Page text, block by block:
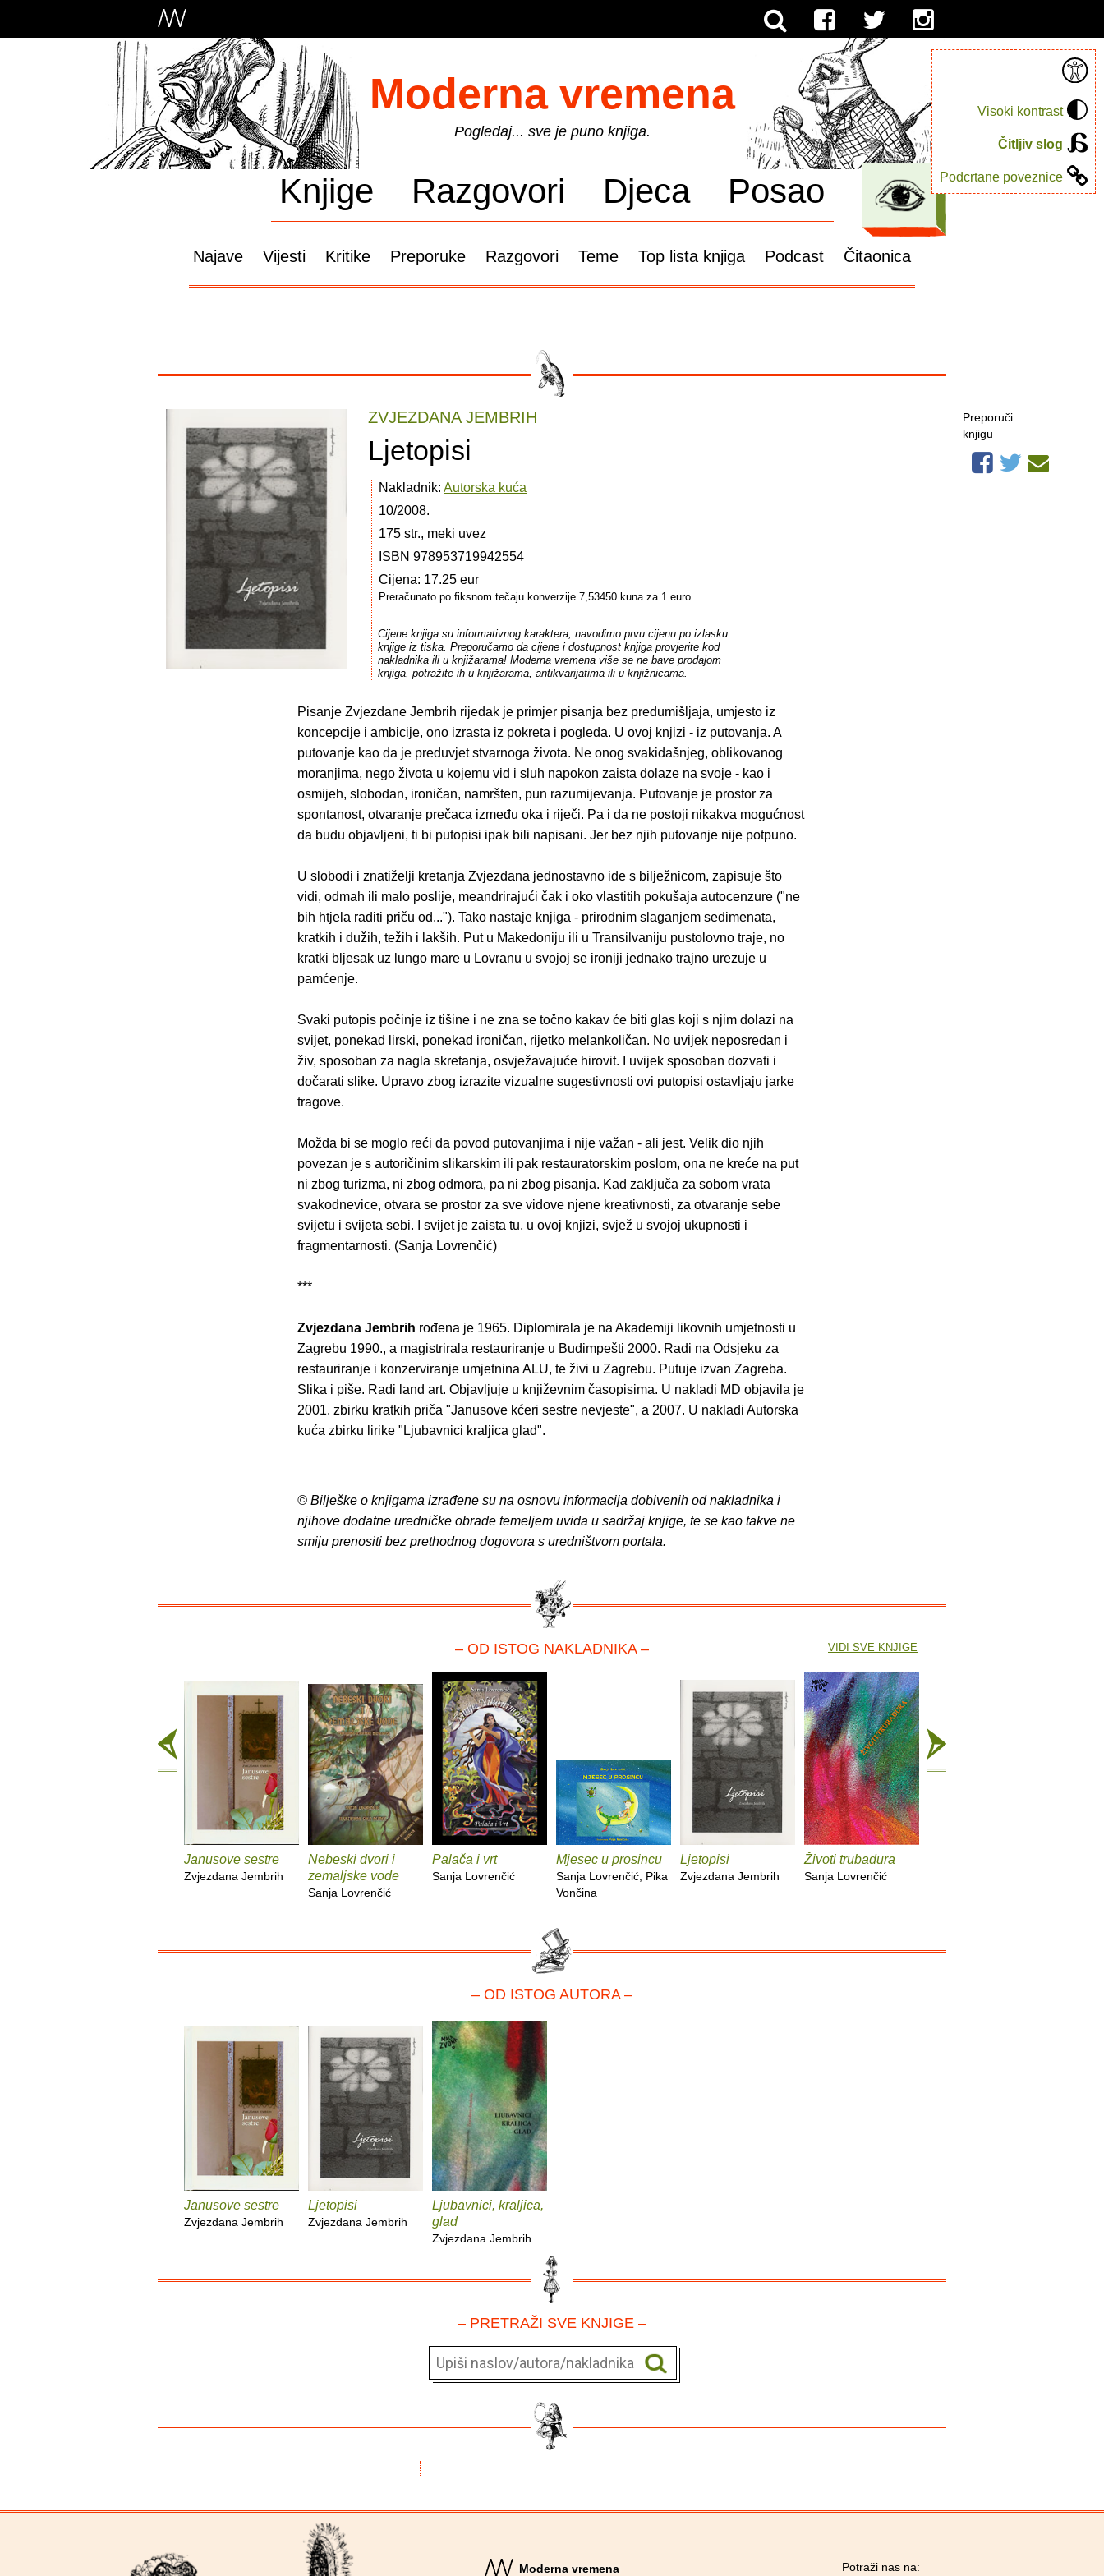
Visoki kontrast
Čitljiv slog
Podcrtane poveznice
Moderna vremena
Pogledaj... sve je puno knjiga.
Knjige Razgovori Djeca Posao
Najave Vijesti Kritike Preporuke Razgovori Teme Top lista knjiga Podcast Čitaonica
ZVJEZDANA JEMBRIH
Ljetopisi
Nakladnik: Autorska kuća
10/2008.
175 str., meki uvez
ISBN 978953719942554
Cijena: 17.25 eur
Preračunato po fiksnom tečaju konverzije 7,53450 kuna za 1 euro
Cijene knjiga su informativnog karaktera, navodimo prvu cijenu po izlasku
knjige iz tiska. Preporučamo da cijene i dostupnost knjiga provjerite kod
nakladnika ili u knjižarama! Moderna vremena više se ne bave prodajom
knjiga, potražite ih u knjižarama, antikvarijatima ili u knjižnicama.
Pisanje Zvjezdane Jembrih rijedak je primjer pisanja bez predumišljaja, umjesto iz
koncepcije i ambicije, ono izrasta iz pokreta i pogleda. U ovoj knjizi - iz putovanja. A
putovanje kao da je preduvjet stvarnoga života. Ne onog svakidašnjeg, oblikovanog
moranjima, nego života u kojemu vid i sluh napokon zaista dolaze na svoje - kao i
osmijeh, slobodan, ironičan, namršten, pun razumijevanja. Putovanje je prostor za
spontanost, otvaranje prečaca između oka i riječi. Pa i da ne postoji nikakva mogućnost
da budu objavljeni, ti bi putopisi ipak bili napisani. Jer bez njih putovanje nije potpuno.
U slobodi i znatiželji kretanja Zvjezdana jednostavno ide s bilježnicom, zapisuje što
vidi, odmah ili malo poslije, meandrirajući čak i oko vlastitih pokušaja autocenzure ("ne
bih htjela raditi priču od..."). Tako nastaje knjiga - prirodnim slaganjem sedimenata,
kratkih i dužih, težih i lakših. Put u Makedoniju ili u Transilvaniju pustolovno traje, no
kratki bljesak uz lungo mare u Lovranu u svojoj se ironiji jednako trajno urezuje u
pamćenje.
Svaki putopis počinje iz tišine i ne zna se točno kakav će biti glas koji s njim dolazi na
svijet, ponekad lirski, ponekad ironičan, rijetko melankoličan. No uvijek neposredan i
živ, sposoban za nagla skretanja, osvježavajuće hirovit. I uvijek sposoban dozvati i
dočarati slike. Upravo zbog izrazite vizualne sugestivnosti ovi putopisi ostavljaju jarke
tragove.
Možda bi se moglo reći da povod putovanjima i nije važan - ali jest. Velik dio njih
povezan je s autoričinim slikarskim ili pak restauratorskim poslom, ona ne kreće na put
ni zbog turizma, ni zbog odmora, pa ni zbog pisanja. Kad zaključa za sobom vrata
svakodnevice, otvara se prostor za sve vidove njene kreativnosti, za otvaranje sebe
svijetu i svijeta sebi. I svijet je zaista tu, u ovoj knjizi, svjež u svojoj ukupnosti i
fragmentarnosti. (Sanja Lovrenčić)
***
Zvjezdana Jembrih rođena je 1965. Diplomirala je na Akademiji likovnih umjetnosti u
Zagrebu 1990., a magistrirala restauriranje u Budimpešti 2000. Radi na Odsjeku za
restauriranje i konzerviranje umjetnina ALU, te živi u Zagrebu. Putuje izvan Zagreba.
Slika i piše. Radi land art. Objavljuje u književnim časopisima. U nakladi MD objavila je
2001. zbirku kratkih priča "Janusove kćeri sestre nevjeste", a 2007. U nakladi Autorska
kuća zbirku lirike "Ljubavnici kraljica glad".
© Bilješke o knjigama izrađene su na osnovu informacija dobivenih od nakladnika i
njihove dodatne uredničke obrade temeljem uvida u sadržaj knjige, te se kao takve ne
smiju prenositi bez prethodnog dogovora s uredništvom portala.
Preporuči
knjigu
– OD ISTOG NAKLADNIKA –
Janusove sestre
Zvjezdana Jembrih
Nebeski dvori i
zemaljske vode
Sanja Lovrenčić
Palača i vrt
Sanja Lovrenčić
Mjesec u prosincu
Sanja Lovrenčić, Pika
Vončina
Ljetopisi
Zvjezdana Jembrih
Životi trubadura
Sanja Lovrenčić
VIDI SVE KNJIGE
– OD ISTOG AUTORA –
Janusove sestre
Zvjezdana Jembrih
Ljetopisi
Zvjezdana Jembrih
Ljubavnici, kraljica,
glad
Zvjezdana Jembrih
– PRETRAŽI SVE KNJIGE –
Moderna vremena Potraži nas na: